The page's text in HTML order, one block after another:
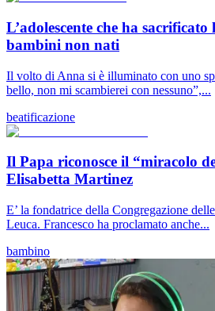
L’adolescente che ha
bambini non nati
Il volto di Anna si è illuminato con uno
bello, non mi scambierei con nessuno”,...
beatificazione
Il Papa riconosce il “miracolo
Elisabetta Martinez
E’ la fondatrice della Congregazione
Leuca. Francesco ha proclamato anche...
bambino